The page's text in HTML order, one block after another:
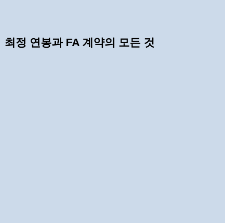
최정 연봉과 FA 계약의 모든 것